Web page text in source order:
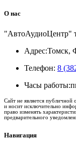
О нас
"АвтоАудиоЦентр"
Адрес:Томск,
Телефон: 8
Часы работы:
Сайт не является
и носит исключительно
право изменять
предварительного
Навигация